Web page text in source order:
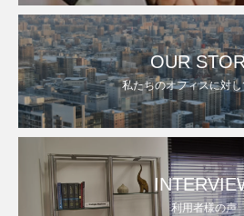
OUR
私たちのオフィスに対
利用者様の声